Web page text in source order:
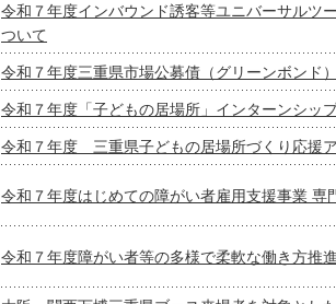
令和７年度インバウンド誘客等ユニバーサルツ
ついて
令和７年度三重県市場公募債（グリーンボンド
令和７年度「子どもの居場所」インターンシッ
令和７年度 三重県子どもの居場所づくり応援
令和７年度はじめての障がい者雇用支援事業 専
令和７年度障がい者等の多様で柔軟な働き方推